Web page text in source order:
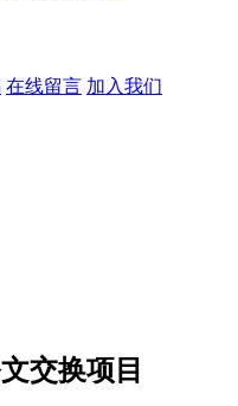
在线留言 加入我们
交换项目